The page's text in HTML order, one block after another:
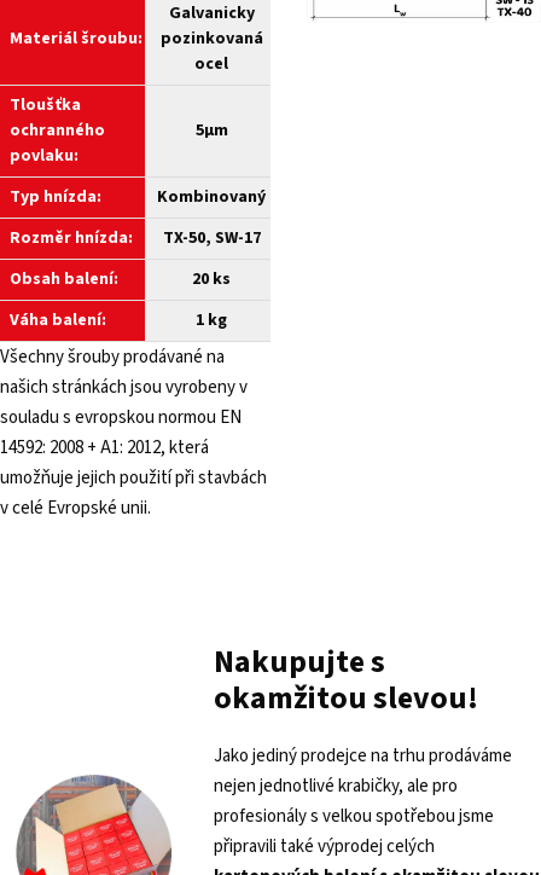
Materiál šroubu:
Galvanicky
pozinkovaná
ocel
Tloušťka
ochranného
povlaku:
5µm
Typ hnízda:
Kombinovaný
Rozměr hnízda:
TX-50, SW-17
Obsah balení:
20 ks
Váha balení:
1 kg
Všechny šrouby prodávané na
našich stránkách jsou vyrobeny v
souladu s evropskou normou EN
14592: 2008 + A1: 2012, která
umožňuje jejich použití při stavbách
v celé Evropské unii.
Nakupujte s
okamžitou slevou!
Jako jediný prodejce na trhu prodáváme
nejen jednotlivé krabičky, ale pro
profesionály s velkou spotřebou jsme
připravili také výprodej celých